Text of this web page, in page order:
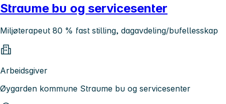
Straume bu og servicesenter
Miljøterapeut 80 % fast stilling, dagavdeling/bufellesskap
Arbeidsgiver
Øygarden kommune Straume bu og servicesenter